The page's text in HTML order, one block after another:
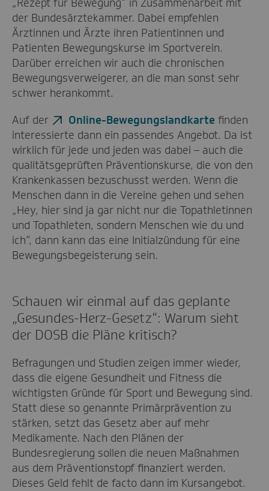
„Rezept für Bewegung“ in Zusammenarbeit mit
der Bundesärztekammer. Dabei empfehlen
Ärztinnen und Ärzte ihren Patientinnen und
Patienten Bewegungskurse im Sportverein.
Darüber erreichen wir auch die chronischen
Bewegungsverweigerer, an die man sonst sehr
schwer herankommt.
Auf der
Online-Bewegungslandkarte finden
interessierte dann ein passendes Angebot. Da ist
wirklich für jede und jeden was dabei – auch die
qualitätsgeprüften Präventionskurse, die von den
Krankenkassen bezuschusst werden. Wenn die
Menschen dann in die Vereine gehen und sehen
„Hey, hier sind ja gar nicht nur die Topathletinnen
und Topathleten, sondern Menschen wie du und
ich“, dann kann das eine Initialzündung für eine
Bewegungsbegeisterung sein.
Schauen wir einmal auf das geplante
„Gesundes-Herz-Gesetz“: Warum sieht
der DOSB die Pläne kritisch?
Befragungen und Studien zeigen immer wieder,
dass die eigene Gesundheit und Fitness die
wichtigsten Gründe für Sport und Bewegung sind.
Statt diese so genannte Primärprävention zu
stärken, setzt das Gesetz aber auf mehr
Medikamente. Nach den Plänen der
Bundesregierung sollen die neuen Maßnahmen
aus dem Präventionstopf finanziert werden.
Dieses Geld fehlt de facto dann im Kursangebot.